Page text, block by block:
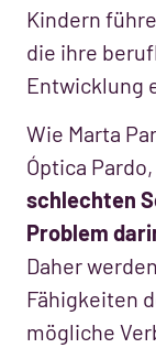
Kindern
die ihre
Entwicklung
Wie Marta
Óptica
schlechten
Problem
Daher
Fähigkeiten
mögliche